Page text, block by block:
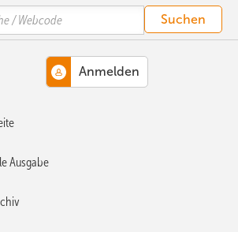
Technologie
Ausgabe